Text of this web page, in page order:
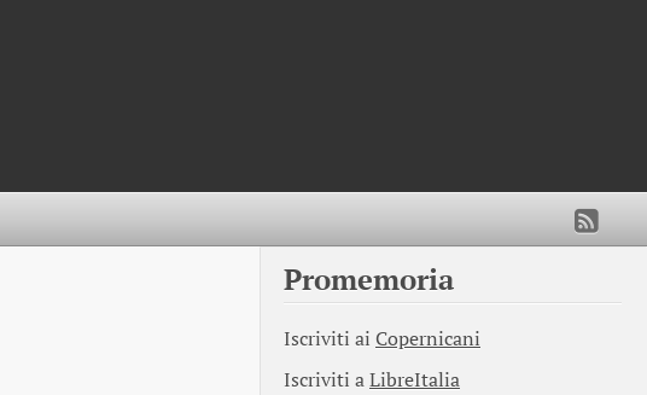
Promemoria
Iscriviti ai Copernicani
Iscriviti aLibreItalia